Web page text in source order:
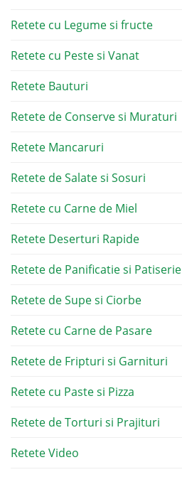
Retete cu Legume si fructe
Retete cu Peste si Vanat
Retete Bauturi
Retete de Conserve si Muraturi
Retete Mancaruri
Retete de Salate si Sosuri
Retete cu Carne de Miel
Retete Deserturi Rapide
Retete de Panificatie si Patiserie
Retete de Supe si Ciorbe
Retete cu Carne de Pasare
Retete de Fripturi si Garnituri
Retete cu Paste si Pizza
Retete de Torturi si Prajituri
Retete Video